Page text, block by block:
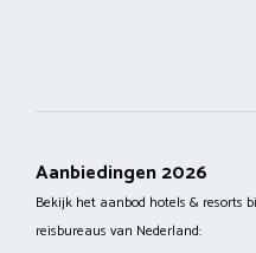
Aanbiedingen 2026
Bekijk het aanbod hotels & resorts
reisbureaus van Nederland: